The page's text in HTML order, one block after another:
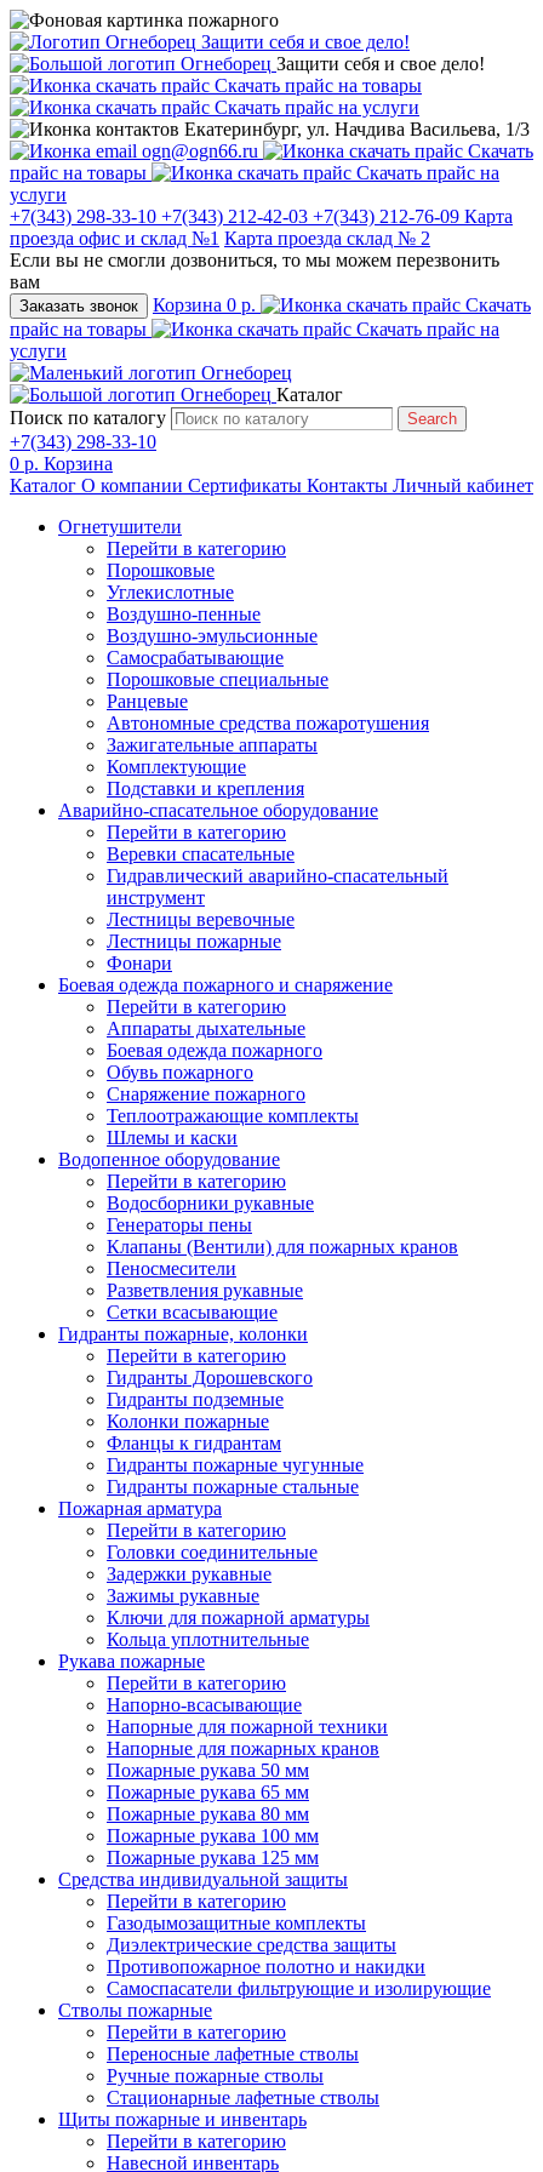
Защити себя и свое дело!
Защити себя и свое дело!
Скачать прайс на товары
Скачать прайс на услуги
Екатеринбург, ул. Начдива Васильева, 1/3
ogn@ogn66.ru
Скачать
прайс на товары
Скачать прайс на
услуги
+7(343) 298-33-10 +7(343) 212-42-03 +7(343) 212-76-09 Карта
проезда офис и склад №1 Карта проезда склад № 2
Если вы не смогли дозвониться, то мы можем перезвонить
вам
Заказать звонок Корзина 0 р.
Скачать
прайс на товары
Скачать прайс на
услуги
Каталог
Поиск по каталогу
Search
+7(343) 298-33-10
0 р. Корзина
Каталог О компании Сертификаты Контакты Личный кабинет
Огнетушители
Перейти в категорию
Порошковые
Углекислотные
Воздушно-пенные
Воздушно-эмульсионные
Самосрабатывающие
Порошковые специальные
Ранцевые
Автономные средства пожаротушения
Зажигательные аппараты
Комплектующие
Подставки и крепления
Аварийно-спасательное оборудование
Перейти в категорию
Веревки спасательные
Гидравлический аварийно-спасательный
инструмент
Лестницы веревочные
Лестницы пожарные
Фонари
Боевая одежда пожарного и снаряжение
Перейти в категорию
Аппараты дыхательные
Боевая одежда пожарного
Обувь пожарного
Снаряжение пожарного
Теплоотражающие комплекты
Шлемы и каски
Водопенное оборудование
Перейти в категорию
Водосборники рукавные
Генераторы пены
Клапаны (Вентили) для пожарных кранов
Пеносмесители
Разветвления рукавные
Сетки всасывающие
Гидранты пожарные, колонки
Перейти в категорию
Гидранты Дорошевского
Гидранты подземные
Колонки пожарные
Фланцы к гидрантам
Гидранты пожарные чугунные
Гидранты пожарные стальные
Пожарная арматура
Перейти в категорию
Головки соединительные
Задержки рукавные
Зажимы рукавные
Ключи для пожарной арматуры
Кольца уплотнительные
Рукава пожарные
Перейти в категорию
Напорно-всасывающие
Напорные для пожарной техники
Напорные для пожарных кранов
Пожарные рукава 50 мм
Пожарные рукава 65 мм
Пожарные рукава 80 мм
Пожарные рукава 100 мм
Пожарные рукава 125 мм
Средства индивидуальной защиты
Перейти в категорию
Газодымозащитные комплекты
Диэлектрические средства защиты
Противопожарное полотно и накидки
Самоспасатели фильтрующие и изолирующие
Стволы пожарные
Перейти в категорию
Переносные лафетные стволы
Ручные пожарные стволы
Стационарные лафетные стволы
Щиты пожарные и инвентарь
Перейти в категорию
Навесной инвентарь